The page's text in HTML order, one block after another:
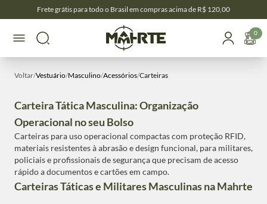
Frete grátis para todo o Brasil em compras acima de R$ 120,00
0
Voltar/Vestuário/Masculino/Acessórios/Carteiras
Carteira Tática Masculina: Organização
Operacional no seu Bolso
Carteiras para uso operacional compactas com proteção RFID,
materiais resistentes à abrasão e design funcional, para militares,
policiais e profissionais de segurança que precisam de acesso
rápido a documentos e cartões em campo.
Carteiras Táticas e Militares Masculinas na Mahrte